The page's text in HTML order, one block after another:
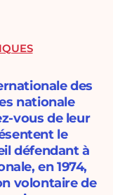
des
nationale
vous de leur
le
défendant à
en 1974,
volontaire de